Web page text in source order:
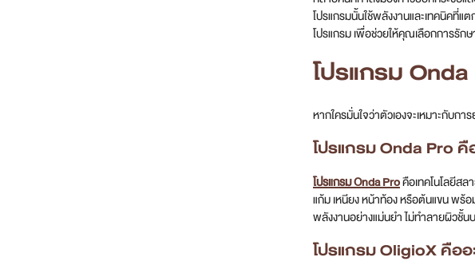
โปรแกรมนั้นใช้พลังงานและเทคนิคที่แ
โปรแกรม เพื่อช่วยให้คุณเลือกการรัก
โปรแกรม
หากใครมั่นใจว่าตัวเองจะเหมาะกับก
โปรแกรม Onda Pro คื
โปรแกรม Onda Proคือเทคโนโลยีส
แก้ม เหนียง หน้าท้อง หรือต้นแขน พร้
พลังงานอย่างแม่นยำ ไม่ทำลายผิวชั้น
โปรแกรม OligioX คืออ